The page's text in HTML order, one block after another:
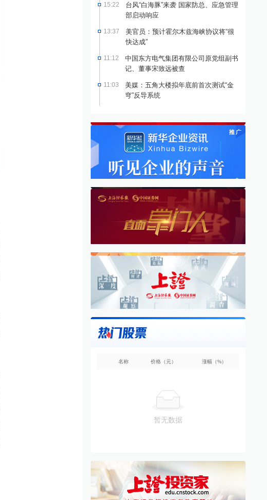
15:22
台风“白海豚”来袭 国家防总、应急管理
部启动响应
13:37
美官员：预计霍尔木兹海峡协议将“很
快达成”
11:12
中国东方电气集团有限公司原党组副书
记、董事宋致远被查
11:03
美媒：五角大楼拟年底前首次测试“金
穹”反导系统
名称 价格（元） 涨幅（%）
暂无数据